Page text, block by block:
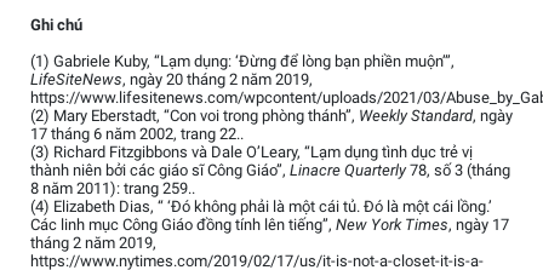
Ghi chú
(1) Gabriele Kuby, “Lạm dụng: ‘Đừng để lòng bạn phiền muộn’”,
LifeSiteNews, ngày 20 tháng 2 năm 2019,
https://www.lifesitenews.com/wpcontent/uploads/2021/03/
(2) Mary Eberstadt, “Con voi trong phòng thánh”, Weekly Standard, ngày
17 tháng 6 năm 2002, trang 22..
(3) Richard Fitzgibbons và Dale O’Leary, “Lạm dụng tình dục trẻ vị
thành niên bởi các giáo sĩ Công Giáo”, Linacre Quarterly78, số 3 (tháng
8 năm 2011): trang 259..
(4) Elizabeth Dias, “ ‘Đó không phải là một cái tủ. Đó là một cái lồng.’
Các linh mục Công Giáo đồng tính lên tiếng”, New York Times, ngày 17
tháng 2 năm 2019,
https://www.nytimes.com/2019/02/17/us/it-is-not-a-closet-it-is-a-